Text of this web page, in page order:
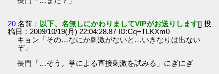
20 名前： 以下、名無しにかわりましてVIPがお送りします[] 投
稿日：2009/10/19(月) 22:04:28.87 ID:Cq+TLKXm0
キョン「その…なにか刺激がないと…いきなりは出ない
ぞ」
長門「…そう。掌による直接刺激を試みる」にぎにぎ